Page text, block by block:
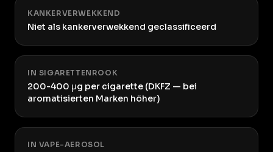
KANKERVERWEKKEND
Niet als kankerverwekkend geclassificeerd
IN SIGARETTENROOK
200-400 μg per cigarette (DKFZ — bei
aromatisierten Marken höher)
IN VAPE-AEROSOL